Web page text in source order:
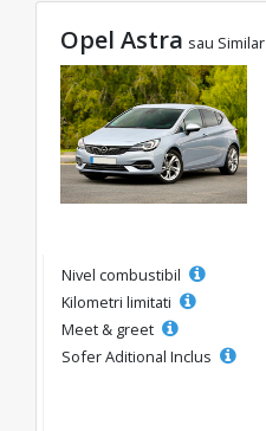
Opel Astra sau Similar
Nivel combustibil
Kilometri limitati
Meet & greet
Sofer Aditional Inclus